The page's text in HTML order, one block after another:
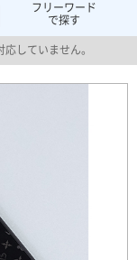
フリーワード
で探す
していません。